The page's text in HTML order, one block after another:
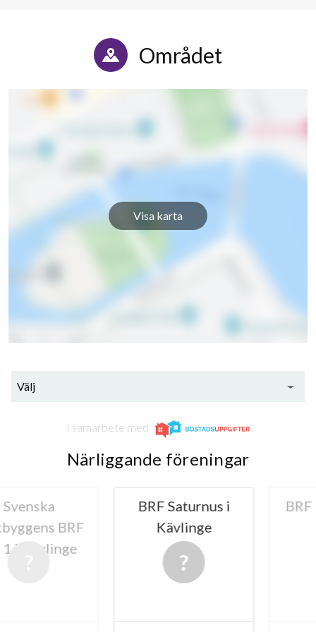
Området
Visa karta
Välj
I samarbete med
Närliggande föreningar
BRF
BRF Saturnus i
Kävlinge
BRF